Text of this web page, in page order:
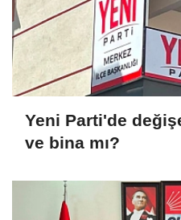
Yeni Parti'de
ve bina mı?